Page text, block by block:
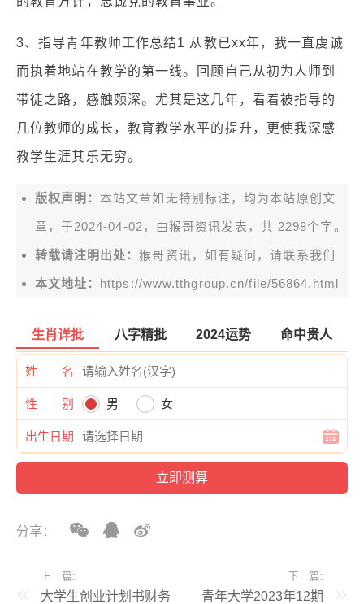
3、指导青年教师工作总结1 从教已xx年，我一直虔诚
而执着地站在教学的第一线。回顾自己从初为人师到
带徒之路，感触颇深。尤其是这几年，看着被指导的
几位教师的成长，教育教学水平的提升，更使我深感
教学生涯其乐无穷。
版权声明： 本站文章如无特别标注，均为本站原创文
章，于2024-04-02，由猴哥资讯 发表，共 2298个字。
转载请注明出处：猴哥资讯，如有疑问，请联系我们
本文地址： https://www.tthgroup.cn/file/56864.html
生肖详批 八字精批 2024运势 命中贵人
姓 名
性 别 男 女
出生日期
分享：
上一篇:
大学生创业计划书财务
下一篇:
青年大学2023年12期